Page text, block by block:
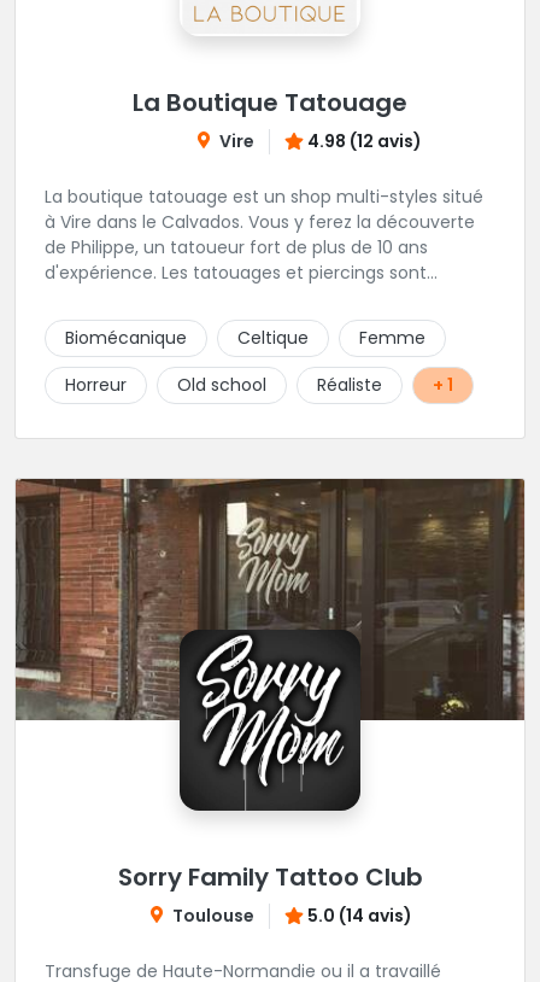
La Boutique Tatouage
Vire 4.98 (12 avis)
La boutique tatouage est un shop multi-styles situé
à Vire dans le Calvados. Vous y ferez la découverte
de Philippe, un tatoueur fort de plus de 10 ans
d'expérience. Les tatouages et piercings sont
Biomécanique
Celtique
Femme
Horreur
Old school Réaliste + 1
Sorry Family Tattoo Club
Toulouse 5.0 (14 avis)
Transfuge de Haute-Normandie ou il a travaillé